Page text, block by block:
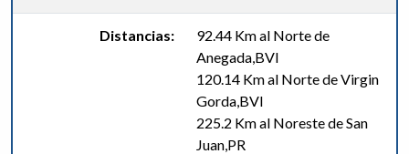
Distancias:
92.44 Km al Norte de
Anegada,BVI
120.14 Km al Norte de Virgin
Gorda,BVI
225.2 Km al Noreste de San
Juan,PR